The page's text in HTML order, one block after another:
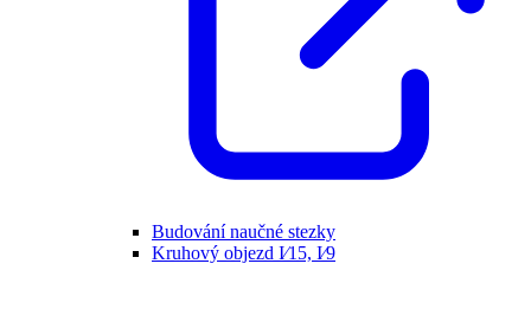
Budování naučné stezky
Kruhový objezd I⁄15, I⁄9